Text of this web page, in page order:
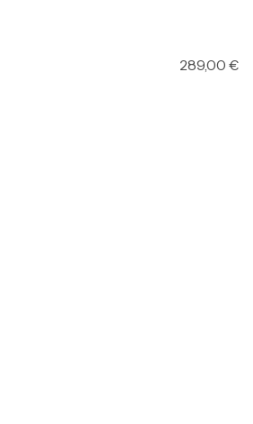
289,00 €